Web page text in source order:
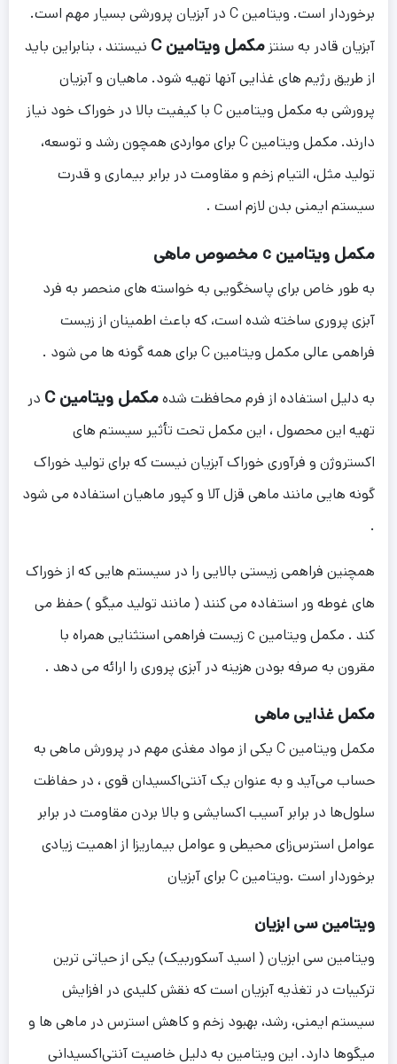
برخوردار است. ویتامین C در آبزیان پرورشی بسیار مهم است.
آبزیان قادر به سنتز مکمل ویتامین C
نیستند ، بنابراین باید
از طریق رژیم های غذایی آنها تهیه شود. ماهیان و آبزیان
پرورشی به مکمل ویتامین C با کیفیت بالا در خوراک خود نیاز
دارند. مکمل ویتامین C برای مواردی همچون رشد و توسعه،
تولید مثل، التیام زخم و مقاومت در برابر بیماری و قدرت
سیستم ایمنی بدن لازم است .
مکمل ویتامین c مخصوص ماهی
به طور خاص برای پاسخگویی به خواسته های منحصر به فرد
آبزی پروری ساخته شده است، که باعث اطمینان از زیست
فراهمی عالی مکمل ویتامین C برای همه گونه ها می شود .
به دلیل استفاده از فرم محافظت شدهمکمل ویتامین C
در
تهیه این محصول ، این مکمل تحت تأثیر سیستم های
اکستروژن و فرآوری خوراک آبزیان نیست که برای تولید خوراک
گونه هایی مانند ماهی قزل آلا و کپور ماهیان استفاده می شود
.
همچنین فراهمی زیستی بالایی را در سیستم هایی که از خوراک
های غوطه ور استفاده می کنند ( مانند تولید میگو ) حفظ می
کند . مکمل ویتامین c زیست فراهمی استثنایی همراه با
مقرون به صرفه بودن هزینه در آبزی پروری را ارائه می دهد .
مکمل غذایی ماهی
مکمل ویتامین‌ C‌ یکی از مواد مغذی مهم در پرورش ماهی به
حساب می‌آید و به عنوان یک آنتی‌اکسیدان قوی ، در حفاظت
سلول‌ها در برابر آسیب اکسایشی و بالا بردن مقاومت در برابر
عوامل استرس‌زای محیطی و عوامل بیماریزا از اهمیت زیادی
برخوردار است .ویتامین C برای آبزیان
ویتامین سی ابزیان
ویتامین سی ابزیان ( اسید آسکوربیک) یکی از حیاتی ترین
ترکیبات در تغذیه آبزیان است که نقش کلیدی در افزایش
سیستم ایمنی، رشد، بهبود زخم و کاهش استرس در ماهی ها و
میگوها دارد. این ویتامین به دلیل خاصیت آنتی‌اکسیدانی